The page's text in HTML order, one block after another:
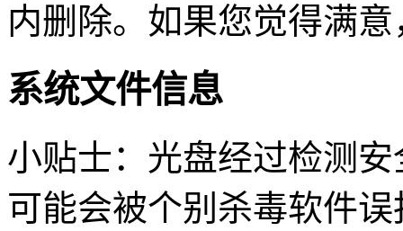
内删除。如果您觉得满
系统文件信息
小贴士：光盘经过检测
可能会被个别杀毒软件